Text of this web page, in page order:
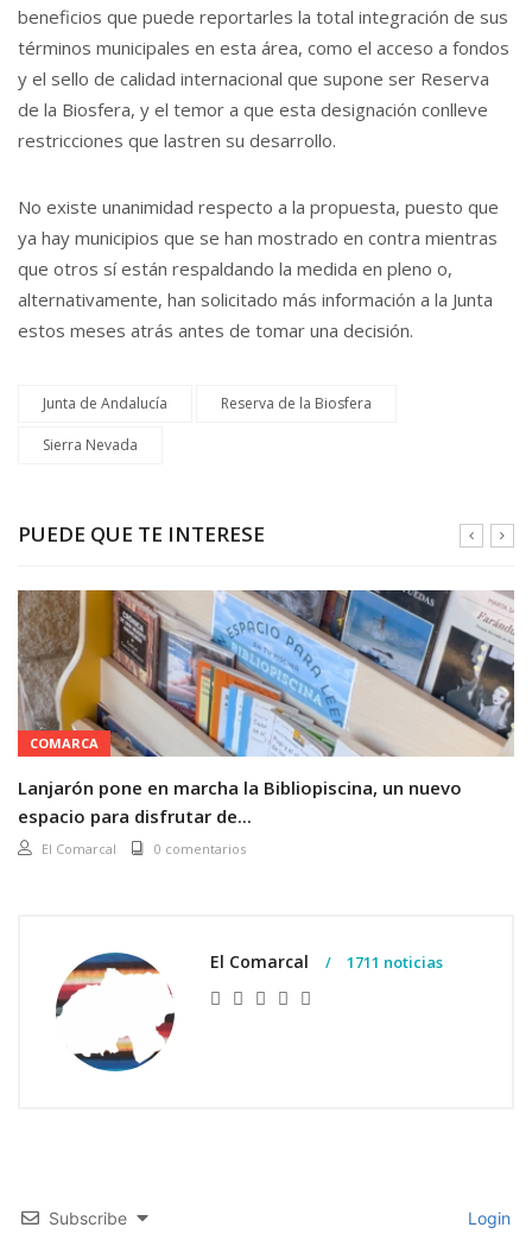
beneficios que puede reportarles la total integración de sus
términos municipales en esta área, como el acceso a fondos
y el sello de calidad internacional que supone ser Reserva
de la Biosfera, y el temor a que esta designación conlleve
restricciones que lastren su desarrollo.
No existe unanimidad respecto a la propuesta, puesto que
ya hay municipios que se han mostrado en contra mientras
que otros sí están respaldando la medida en pleno o,
alternativamente, han solicitado más información a la Junta
estos meses atrás antes de tomar una decisión.
Junta de Andalucía Reserva de la Biosfera
Sierra Nevada
PUEDE QUE TE INTERESE
COMARCA
Lanjarón pone en marcha la Bibliopiscina, un nuevo
espacio para disfrutar de...
El Comarcal 0 comentarios
El Comarcal 1711 noticias
Subscribe Login